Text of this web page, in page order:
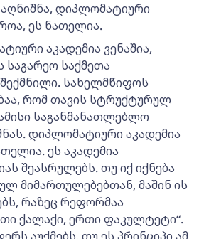
დიპლომატიური
ეს ნათელია.
აკადემია ვენაშია,
საქმეთა
სახელმწიფოს
რომ თავის სტრუქტურულ
საგანმანათლებლო
დიპლომატიური აკადემია
ეს აკადემია
შეასრულებს. თუ იქ იქნება
მიმართულებებთან, მაშინ ის
რაზეც რეფორმაა
ქალაქი, ერთი ფაკულტეტი“.